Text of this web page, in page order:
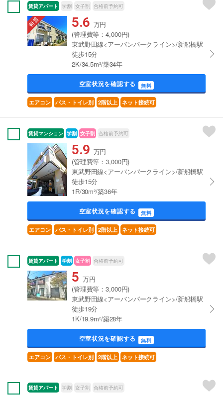
賃貸アパート 学割 女子割 合格前予約可
5.6 万円
(管理費等：4,000円)
東武野田線<アーバンパークライン>/新船橋駅
徒歩15分
2K/34.5m²/築34年
空室状況を確認する 無料
エアコン バス・トイレ別 2階以上 ネット接続可
賃貸マンション 学割 女子割 合格前予約可
5.9 万円
(管理費等：3,000円)
東武野田線<アーバンパークライン>/新船橋駅
徒歩15分
1R/30m²/築36年
空室状況を確認する 無料
エアコン バス・トイレ別 2階以上 ネット接続可
賃貸アパート 学割 女子割 合格前予約可
5 万円
(管理費等：3,000円)
東武野田線<アーバンパークライン>/新船橋駅
徒歩19分
1K/19.9m²/築28年
空室状況を確認する 無料
エアコン バス・トイレ別 2階以上 ネット接続可
賃貸アパート 学割 女子割 合格前予約可